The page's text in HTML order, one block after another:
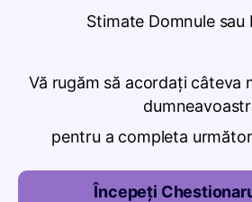
Stimate Domnule sau
Vă rugăm să acordați câteva
pentru a completa
Începeți